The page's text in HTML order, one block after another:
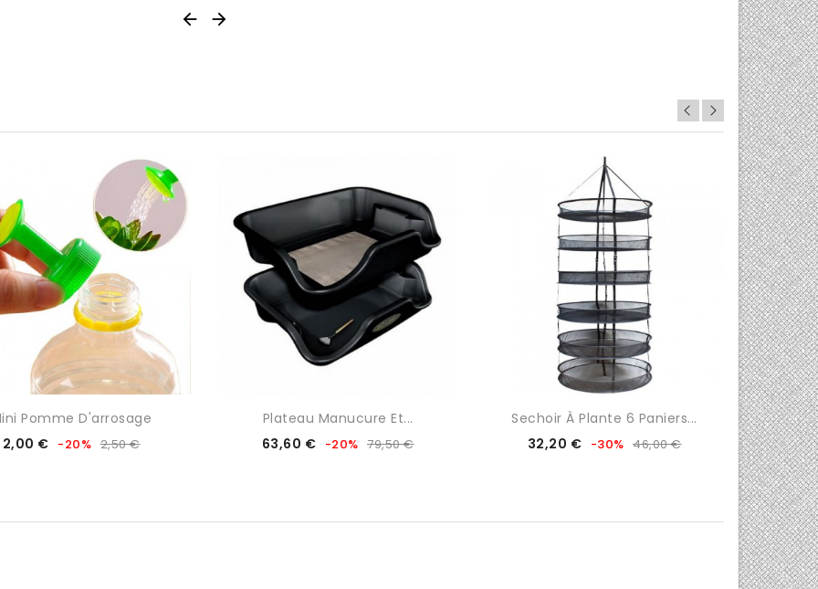
 
 0/5
Pomme D'arrosage
Prix
2,00 € Prix
-20% 2,50 €
 0/5
Plateau Manucure Et...
Prix
63,60 € Prix
-20% 79,50 €
 0/5
Sechoir À Plante 6 Paniers...
Prix
32,20 € Prix
-30% 46,00 €